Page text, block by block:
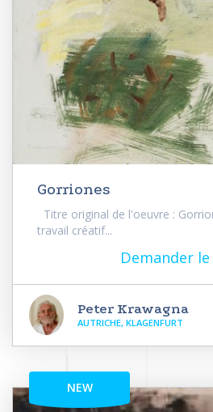
Gorriones
Titre original de l'oeuvre :
travail créatif...
Demander
Peter Krawagna
AUTRICHE, KLAGENFURT
NEW